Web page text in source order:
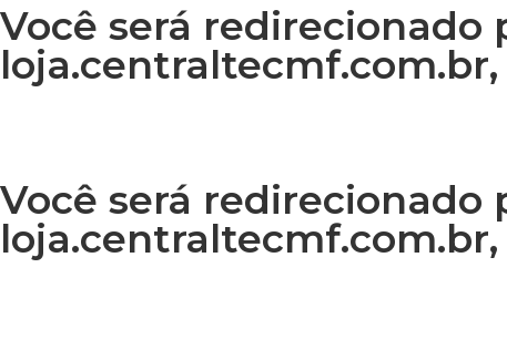
Você será redirecionado
Você será redirecionado